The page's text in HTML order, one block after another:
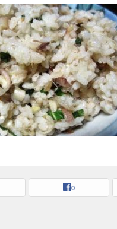
0